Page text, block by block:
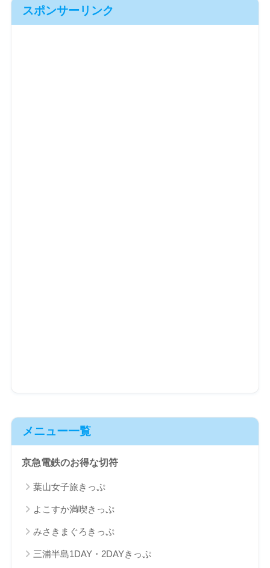
スポンサーリンク
メニュー一覧
京急電鉄のお得な切符
葉山女子旅きっぷ
よこすか満喫きっぷ
みさきまぐろきっぷ
三浦半島1DAY・2DAYきっぷ